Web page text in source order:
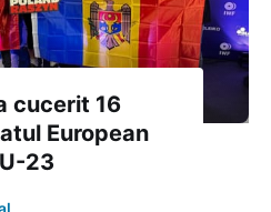
cucerit 16
European
23